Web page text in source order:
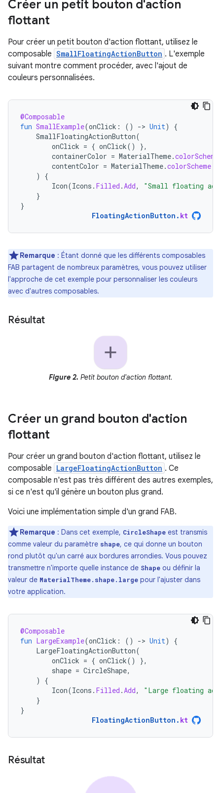
Créer un petit bouton d'action
flottant
Pour créer un petit bouton d'action flottant, utilisez le
composable SmallFloatingActionButton . L'exemple
suivant montre comment procéder, avec l'ajout de
couleurs personnalisées.
@Composable
fun SmallExample(onClick : () -> Unit)
{
SmallFloatingActionButton(
onClick = { onClick()
},
containerColor = MaterialTheme.colorScheme
contentColor = MaterialTheme.colorScheme
)
{
Icon(Icons . Filled .Add,
"Small floating
}
}
FloatingActionButton . kt
Remarque : Étant donné que les différents composables
FAB partagent de nombreux paramètres, vous pouvez utiliser
l'approche de cet exemple pour personnaliser les couleurs
avec d'autres composables.
Résultat
Figure 2. Petit bouton d'action flottant.
Créer un grand bouton d'action
flottant
Pour créer un grand bouton d'action flottant, utilisez le
composable LargeFloatingActionButton . Ce
composable n'est pas très différent des autres exemples,
si ce n'est qu'il génère un bouton plus grand.
Voici une implémentation simple d'un grand FAB.
Remarque : Dans cet exemple, CircleShape est transmis
comme valeur du paramètre shape, ce qui donne un bouton
rond plutôt qu'un carré aux bordures arrondies. Vous pouvez
transmettre n'importe quelle instance de Shape ou définir la
valeur de MaterialTheme.shape.large pour l'ajuster dans
votre application.
@Composable
fun LargeExample(onClick : () -> Unit)
{
LargeFloatingActionButton(
onClick = { onClick()
},
shape = CircleShape,
)
{
Icon(Icons . Filled .Add,
"Large floating
}
}
FloatingActionButton . kt
Résultat